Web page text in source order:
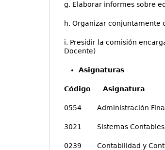
g. Elaborar informes sobre
h. Organizar conjuntamente
i. Presidir la comisión
Docente)
Asignaturas
Código Asignatura
0554 Administración
3021 Sistemas Contables
0239 Contabilidad y